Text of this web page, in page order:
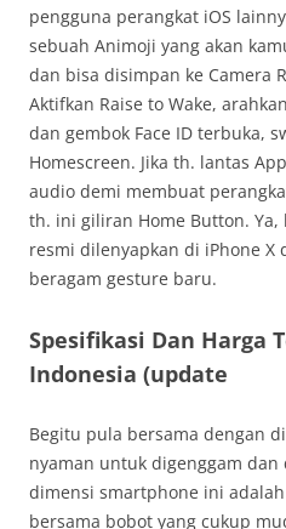
pengguna perangkat iOS
sebuah Animoji yang akan
dan bisa disimpan ke Camera
Aktifkan Raise to Wake,
dan gembok Face ID terbuka,
Homescreen. Jika th. lantas
audio demi membuat
th. ini giliran Home Button.
resmi dilenyapkan di iPhone X
beragam gesture baru.
Spesifikasi Dan Harga
Indonesia (update
Begitu pula bersama dengan
nyaman untuk digenggam
dimensi smartphone ini adalah
bersama bobot yang cukup